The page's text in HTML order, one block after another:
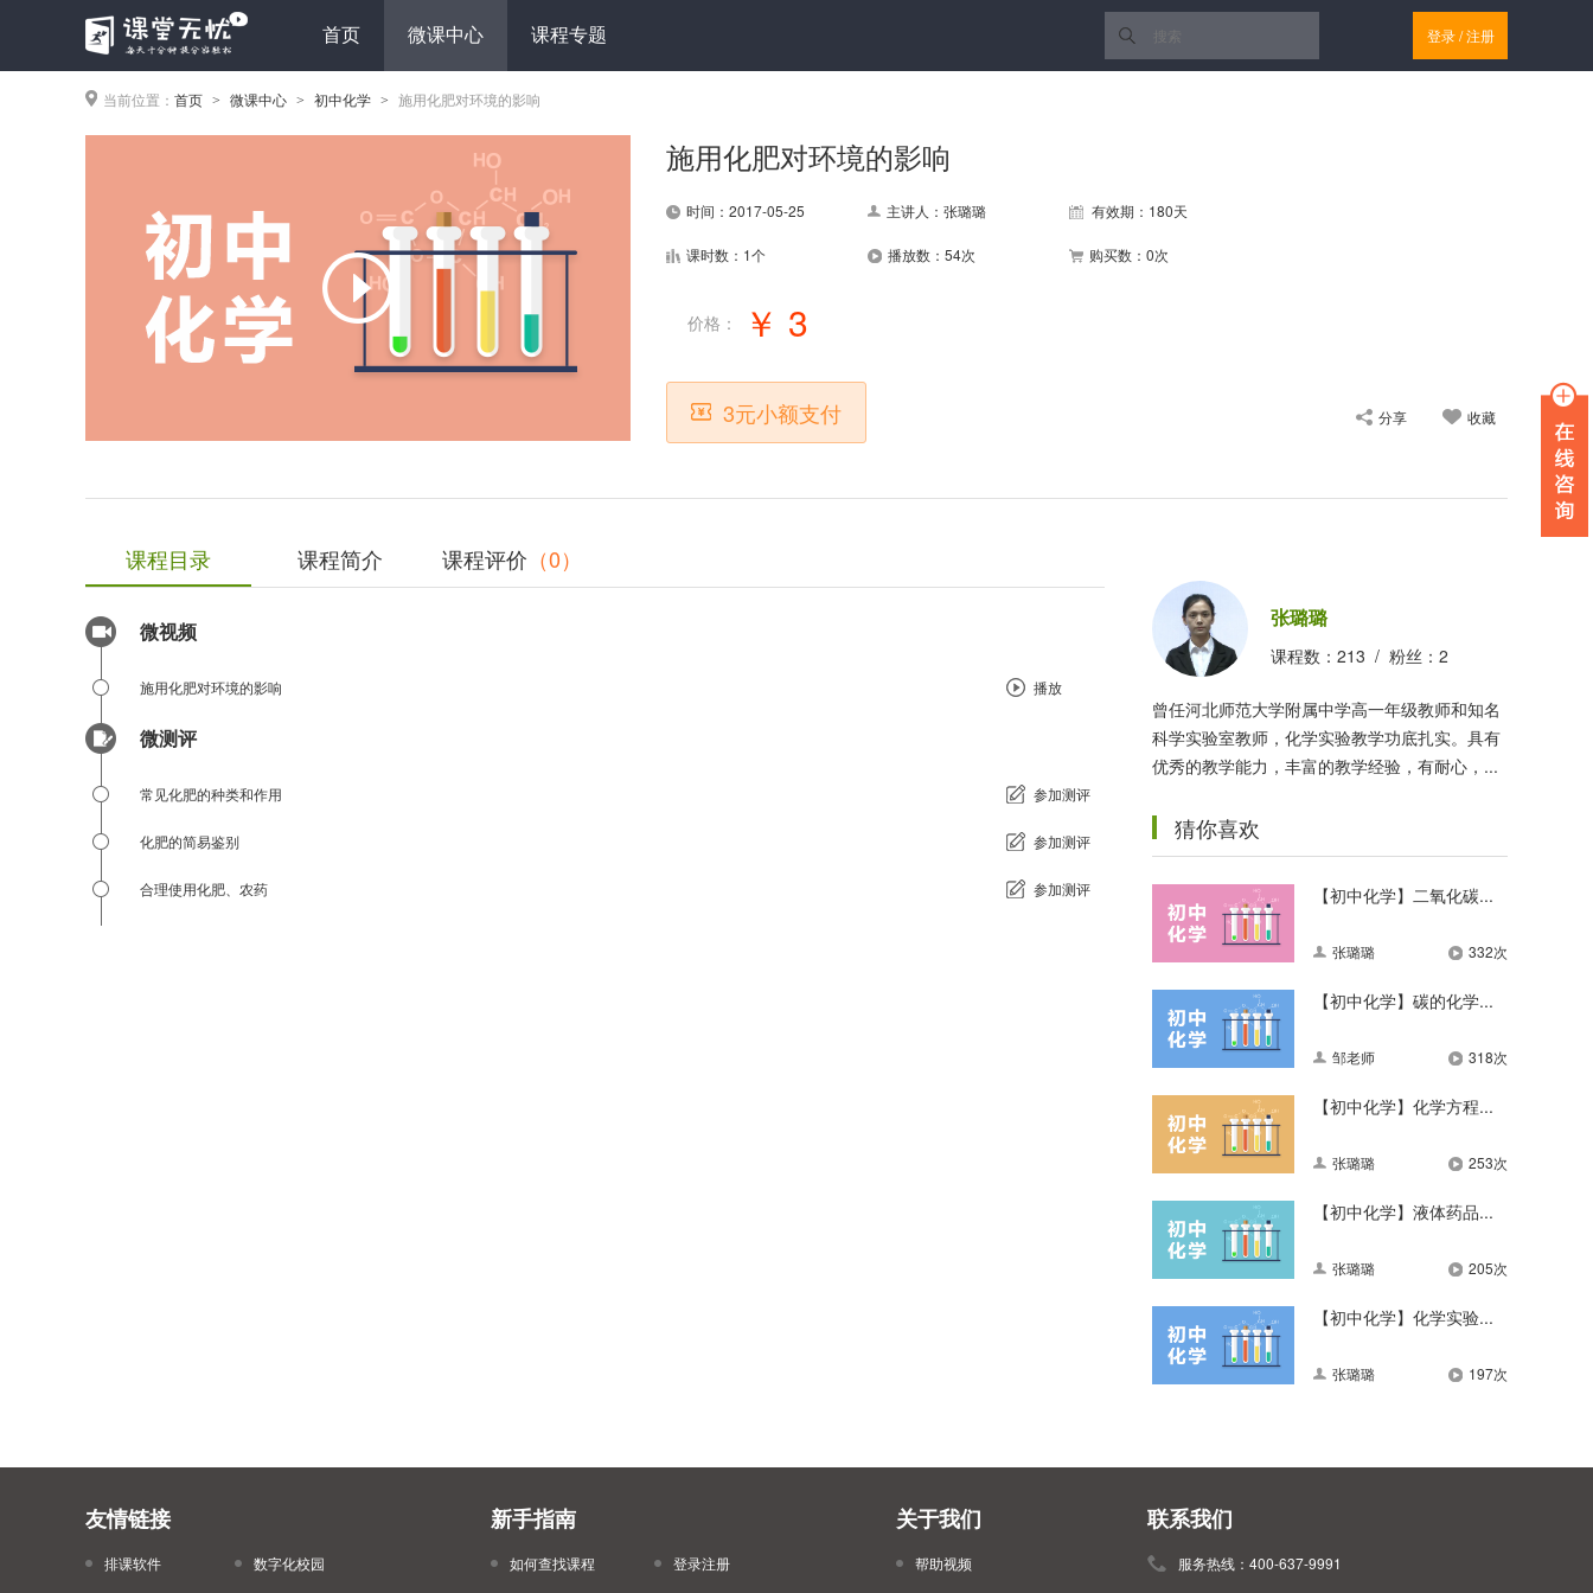
首页 微课中心 课程专题 登录/注册
当前位置： 首页 > 微课中心 > 初中化学 > 施用化肥对环境的影响
施用化肥对环境的影响
时间：2017-05-25 主讲人：张璐璐 有效期：180天
课时数：1个 播放数：54次 购买数：0次
价格： ￥ 3
3元小额支付 收藏
分享
课程目录 课程简介 课程评价 （0）
微视频
施用化肥对环境的影响 播放
微测评
常见化肥的种类和作用 参加测评
化肥的简易鉴别 参加测评
合理使用化肥、农药 参加测评
张璐璐
课程数： 213 / 粉丝： 2
曾任河北师范大学附属中学高一年级教师和知名
科学实验室教师，化学实验教学功底扎实。具有
优秀的教学能力，丰富的教学经验，有耐心，...
猜你喜欢
【初中化学】二氧化碳...
张璐璐 332次
【初中化学】碳的化学...
邹老师 318次
【初中化学】化学方程...
张璐璐 253次
【初中化学】液体药品...
张璐璐 205次
【初中化学】化学实验...
张璐璐 197次
友情链接
排课软件
数字化校园
新手指南
如何查找课程
登录注册
关于我们
帮助视频
联系我们
服务热线：400-637-9991